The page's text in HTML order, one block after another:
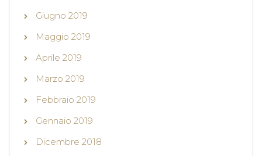
Giugno 2019
Maggio 2019
Aprile 2019
Marzo 2019
Febbraio 2019
Gennaio 2019
Dicembre 2018